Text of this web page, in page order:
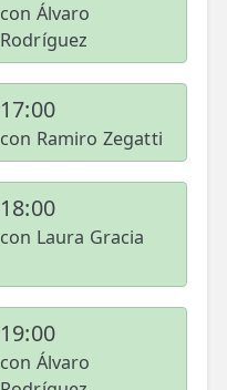
con Álvaro
Rodríguez
17:00
con Ramiro Zegatti
18:00
con Laura Gracia
19:00
con Álvaro